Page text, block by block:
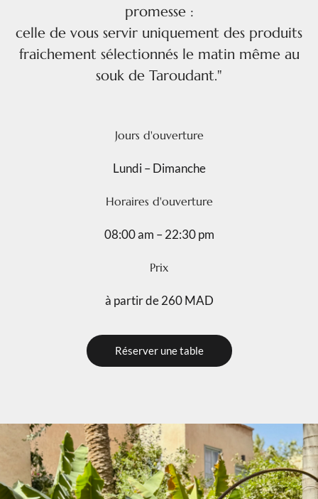
promesse :
celle de vous servir uniquement des produits
fraichement sélectionnés le matin même au
souk de Taroudant."
Jours d'ouverture
Lundi – Dimanche
Horaires d'ouverture
08:00 am – 22:30 pm
Prix
à partir de 260 MAD
Réserver une table